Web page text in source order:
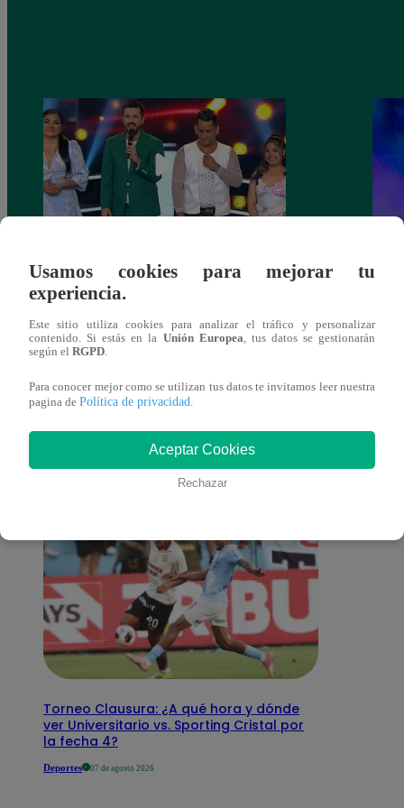
La Voz Perú – Sábado 18 de marzo del
2023 – Programa completo
La
También te puede
interesar
Torneo Clausura: ¿A qué hora y dónde
ver Universitario vs. Sporting Cristal por
la fecha 4?
Deportes 07 de agosto 2026
Usamos cookies para mejorar tu
experiencia.
Este sitio utiliza cookies para analizar el tráfico y personalizar
contenido. Si estás en la Unión Europea, tus datos se gestionarán
según el RGPD.
Para conocer mejor como se utilizan tus datos te invitamos leer nuestra
pagina de Política de privacidad.
Aceptar Cookies
Rechazar